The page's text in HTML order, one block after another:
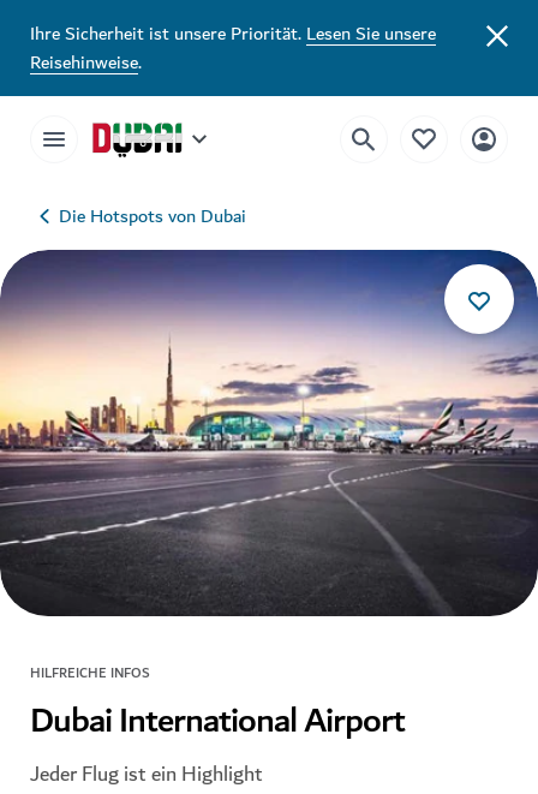
Ihre Sicherheit ist unsere Priorität.Lesen Sie unsere
Reisehinweise.
Die Hotspots von Dubai
HILFREICHE INFOS
Dubai International Airport
Jeder Flug ist ein Highlight